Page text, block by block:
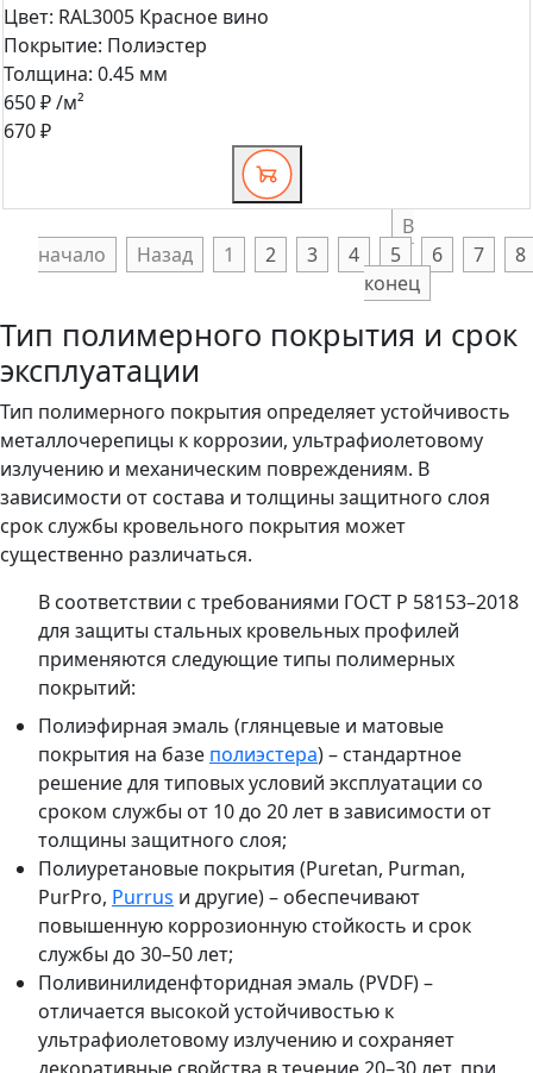
Цвет: RAL3005 Красное вино
Покрытие: Полиэстер
Толщина: 0.45 мм
650 ₽/м²
670 ₽
В
начало
Назад 1 2 3 4 5 6 7
8
конец
Тип полимерного покрытия и срок
эксплуатации
Тип полимерного покрытия определяет устойчивость
металлочерепицы к коррозии, ультрафиолетовому
излучению и механическим повреждениям. В
зависимости от состава и толщины защитного слоя
срок службы кровельного покрытия может
существенно различаться.
В соответствии с требованиями ГОСТ Р 58153–2018
для защиты стальных кровельных профилей
применяются следующие типы полимерных
покрытий:
Полиэфирная эмаль (глянцевые и матовые
покрытия на базе полиэстера) – стандартное
решение для типовых условий эксплуатации со
сроком службы от 10 до 20 лет в зависимости от
толщины защитного слоя;
Полиуретановые покрытия (Puretan, Purman,
PurPro, Purrus и другие) – обеспечивают
повышенную коррозионную стойкость и срок
службы до 30–50 лет;
Поливинилиденфторидная эмаль (PVDF) –
отличается высокой устойчивостью к
ультрафиолетовому излучению и сохраняет